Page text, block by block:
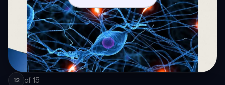
12 of 15